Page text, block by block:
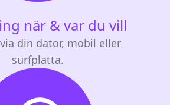
när & var du vill
din dator, mobil eller
surfplatta.